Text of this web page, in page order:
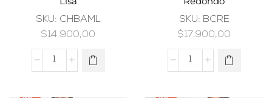
SKU: CHBAML
$14.900,00
SKU: BCRE
$17.900,00